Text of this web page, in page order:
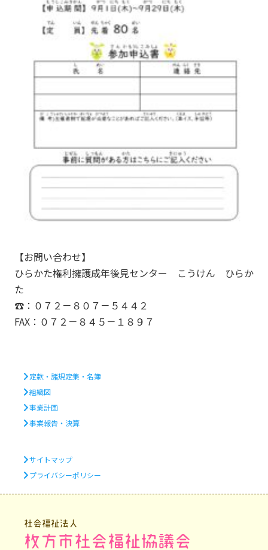
【お問い合わせ】
ひらかた権利擁護成年後見センター こうけん ひらか
た
☎：０７２－８０７－５４４２
FAX：０７２－８４５－１８９７
定款・諸規定集・名簿
組織図
事業計画
事業報告・決算
サイトマップ
プライバシーポリシー
社会福祉法人
枚方市社会福祉協議会